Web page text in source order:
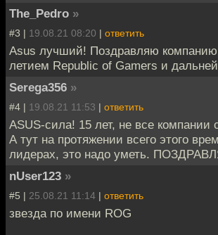
The_Pedro »
#3 | 19.08.21 08:20 | ответить
Asus лучший! Поздравляю компанию
летием Republic of Gamers и
Serega356 »
#4 | 19.08.21 11:53 | ответить
ASUS-сила! 15 лет, не все компании
А тут на протяжении всего этого
лидерах, это надо уметь.
nUser123 »
#5 | 25.08.21 11:14 | ответить
звезда по имени ROG